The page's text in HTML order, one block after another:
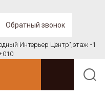
Обратный звонок
Интерьер Центр",этаж -1
010